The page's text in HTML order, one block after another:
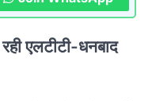
एलटीटी-धनबाद